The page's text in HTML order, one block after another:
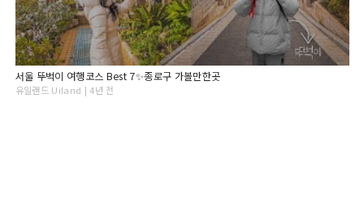
서울 뚜벅이 여행코스 Best 7✨종로구 가볼만한곳
유일랜드 Uiland | 4년 전